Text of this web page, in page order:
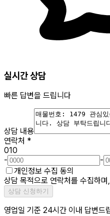
실시간 상담
빠른 답변을 드립니다
상담 내용
연락처 *
010
-
-
개인정보 수집 동의
상담 목적으로 연락처를 수집하
상담 신청하기
영업일 기준 24시간 이내 답변드